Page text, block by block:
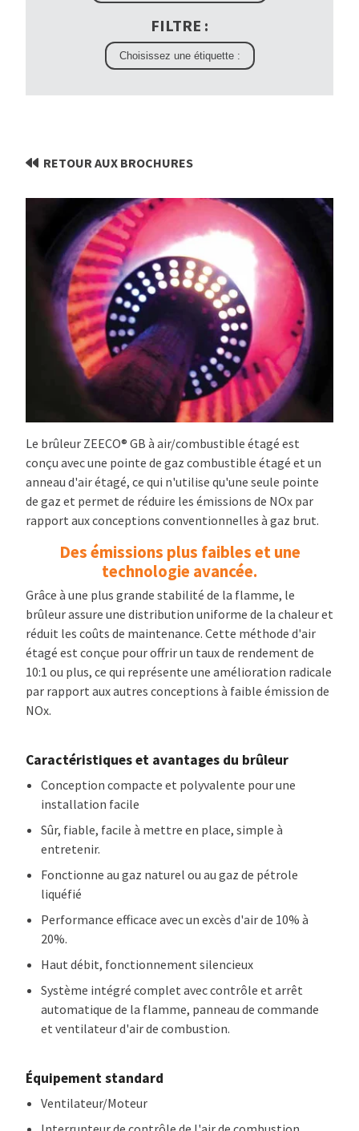
FILTRE :
RETOUR AUX BROCHURES
Le brûleur ZEECO® GB à air/combustible étagé est
conçu avec une pointe de gaz combustible étagé et un
anneau d'air étagé, ce qui n'utilise qu'une seule pointe
de gaz et permet de réduire les émissions de NOx par
rapport aux conceptions conventionnelles à gaz brut.
Des émissions plus faibles et une
technologie avancée.
Grâce à une plus grande stabilité de la flamme, le
brûleur assure une distribution uniforme de la chaleur et
réduit les coûts de maintenance. Cette méthode d'air
étagé est conçue pour offrir un taux de rendement de
10:1 ou plus, ce qui représente une amélioration radicale
par rapport aux autres conceptions à faible émission de
NOx.
Caractéristiques et avantages du brûleur
Conception compacte et polyvalente pour une
installation facile
Sûr, fiable, facile à mettre en place, simple à
entretenir.
Fonctionne au gaz naturel ou au gaz de pétrole
liquéfié
Performance efficace avec un excès d'air de 10% à
20%.
Haut débit, fonctionnement silencieux
Système intégré complet avec contrôle et arrêt
automatique de la flamme, panneau de commande
et ventilateur d'air de combustion.
Équipement standard
Ventilateur/Moteur